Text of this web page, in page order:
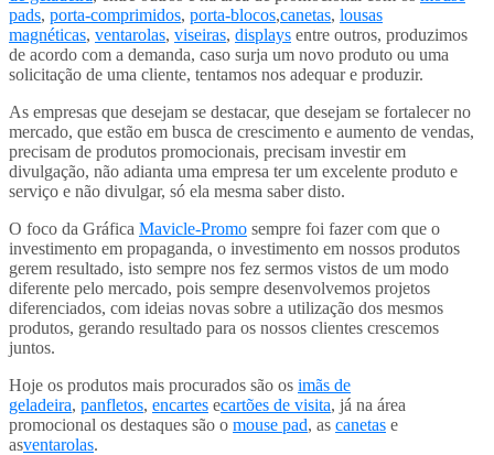
pads, porta-comprimidos, porta-blocos,canetas, lousas
magnéticas, ventarolas, viseiras, displays entre outros, produzimos
de acordo com a demanda, caso surja um novo produto ou uma
solicitação de uma cliente, tentamos nos adequar e produzir.
As empresas que desejam se destacar, que desejam se fortalecer no
mercado, que estão em busca de crescimento e aumento de vendas,
precisam de produtos promocionais, precisam investir em
divulgação, não adianta uma empresa ter um excelente produto e
serviço e não divulgar, só ela mesma saber disto.
O foco da Gráfica Mavicle-Promo sempre foi fazer com que o
investimento em propaganda, o investimento em nossos produtos
gerem resultado, isto sempre nos fez sermos vistos de um modo
diferente pelo mercado, pois sempre desenvolvemos projetos
diferenciados, com ideias novas sobre a utilização dos mesmos
produtos, gerando resultado para os nossos clientes crescemos
juntos.
Hoje os produtos mais procurados são os imãs de
geladeira, panfletos, encartes ecartões de visita, já na área
promocional os destaques são o mouse pad, as canetas e
asventarolas.